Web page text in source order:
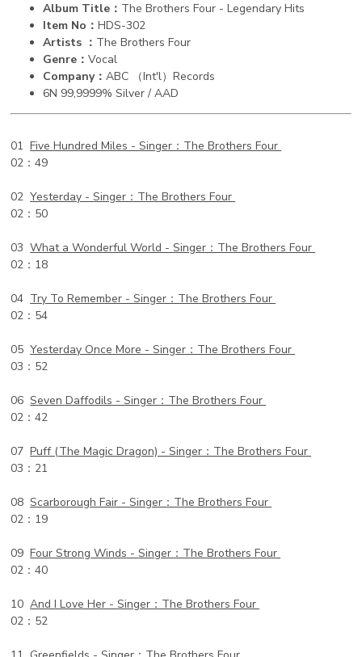
Album Title： The Brothers Four - Legendary Hits
Item No：HDS-302
Artists ： The Brothers Four
Genre：Vocal
Company：ABC （Int'l）Records
6N 99,9999% Silver / AAD
01Five Hundred Miles -Singer：The Brothers Four
02：49
02Yesterday -Singer：The Brothers Four
02：50
03What a Wonderful World -Singer：The Brothers Four
02：18
04 Try To Remember -Singer：The Brothers Four
02：54
05Yesterday Once More -Singer：The Brothers Four
03：52
06Seven Daffodils -Singer：The Brothers Four
02：42
07Puff (The Magic Dragon) -Singer：The Brothers Four
03：21
08Scarborough Fair -Singer：The Brothers Four
02：19
09Four Strong Winds -Singer：The Brothers Four
02：40
10And I Love Her -Singer：The Brothers Four
02：52